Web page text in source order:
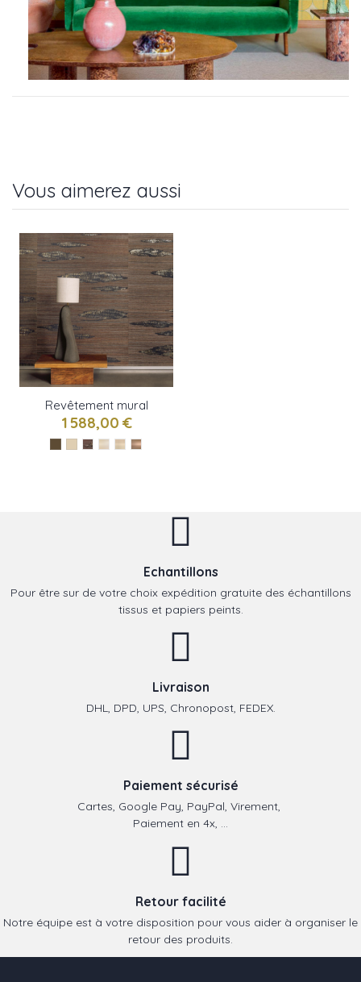
Vous aimerez aussi
Revêtement mural
ORION de Elitis
1 588,00 €
Echantillons
Pour être sur de votre choix expédition gratuite des échantillons
tissus et papiers peints.
Livraison
DHL, DPD, UPS, Chronopost, FEDEX.
Paiement sécurisé
Cartes, Google Pay, PayPal, Virement,
Paiement en 4x, ...
Retour facilité
Notre équipe est à votre disposition pour vous aider à organiser le
retour des produits.